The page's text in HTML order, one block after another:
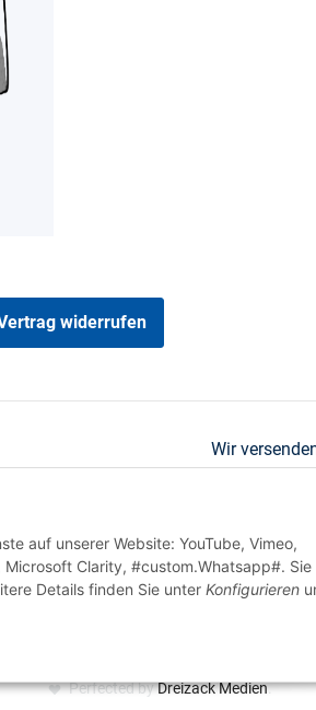
auf unserer Website: YouTube, Vimeo,
Clarity, #custom.Whatsapp#. Sie
Details finden Sie unter Konfigurieren
widerrufen
Wir
Perfected byDreizack Medien.